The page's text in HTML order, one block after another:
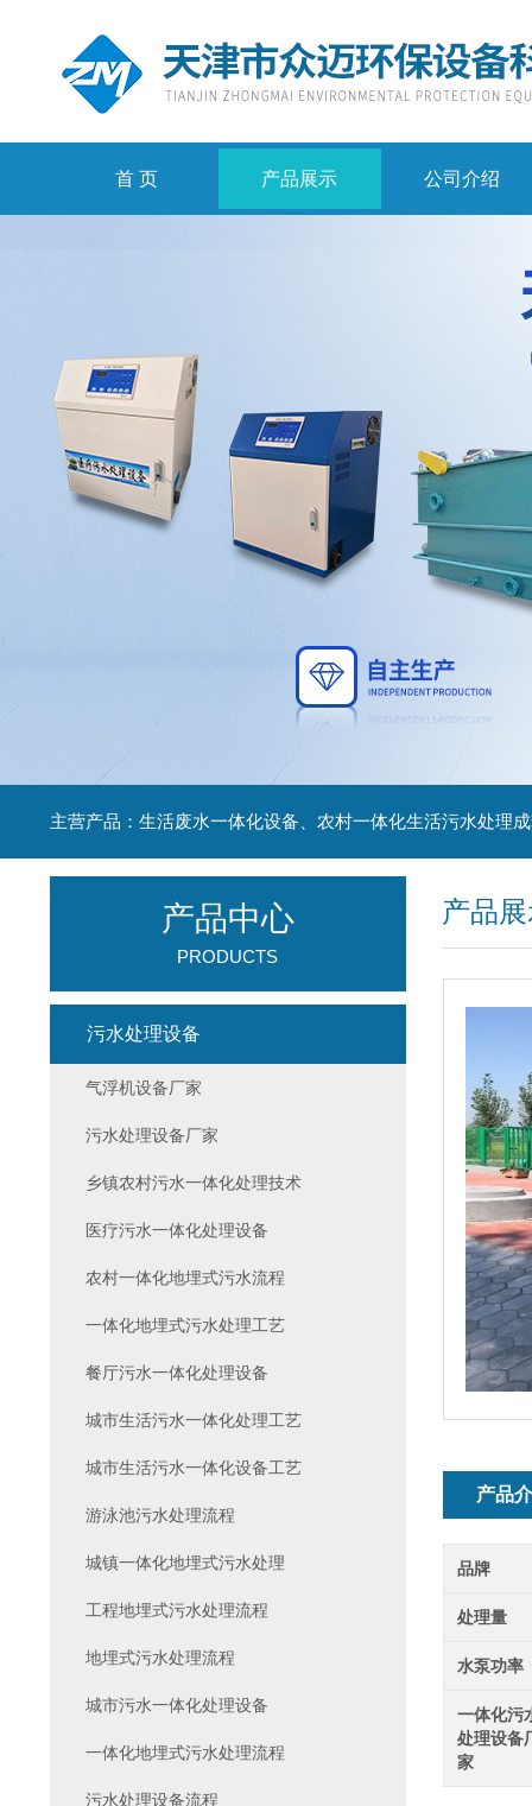
首 页 产品展示 公司介绍
主营产品：生活废水一体化设备、农村一体化生活污水处理
产品
产品
品牌
处理量
水泵功率
一体化污
处理设备
家
产品中心
PRODUCTS
污水处理设备
气浮机设备厂家
污水处理设备厂家
乡镇农村污水一体化处理技术
医疗污水一体化处理设备
农村一体化地埋式污水流程
一体化地埋式污水处理工艺
餐厅污水一体化处理设备
城市生活污水一体化处理工艺
城市生活污水一体化设备工艺
游泳池污水处理流程
城镇一体化地埋式污水处理
工程地埋式污水处理流程
地埋式污水处理流程
城市污水一体化处理设备
一体化地埋式污水处理流程
污水处理设备流程